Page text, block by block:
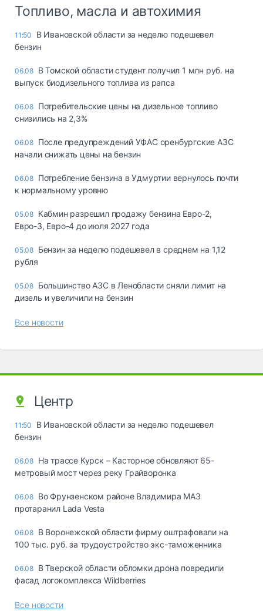
Топливо, масла и автохимия
11:50
В Ивановской области за неделю подешевел
бензин
06.08 В Томской области студент получил 1 млн руб. на
выпуск биодизельного топлива из рапса
06.08 Потребительские цены на дизельное топливо
снизились на 2,3%
06.08 После предупреждений УФАС оренбургские АЗС
начали снижать цены на бензин
06.08 Потребление бензина в Удмуртии вернулось почти
к нормальному уровню
05.08 Кабмин разрешил продажу бензина Евро-2,
Евро-3, Евро-4 до июля 2027 года
05.08 Бензин за неделю подешевел в среднем на 1,12
рубля
05.08 Большинство АЗС в Ленобласти сняли лимит на
дизель и увеличили на бензин
Все новости
Центр
11:50
В Ивановской области за неделю подешевел
бензин
06.08 На трассе Курск – Касторное обновляют 65-
метровый мост через реку Грайворонка
06.08 Во Фрунзенском районе Владимира МАЗ
протаранил Lada Vesta
06.08 В Воронежской области фирму оштрафовали на
100 тыс. руб. за трудоустройство экс-таможенника
06.08 В Тверской области обломки дрона повредили
фасад логокомплекса Wildberries
Все новости